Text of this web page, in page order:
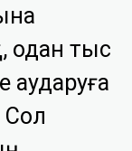
одан тыс
аударуға
Сол